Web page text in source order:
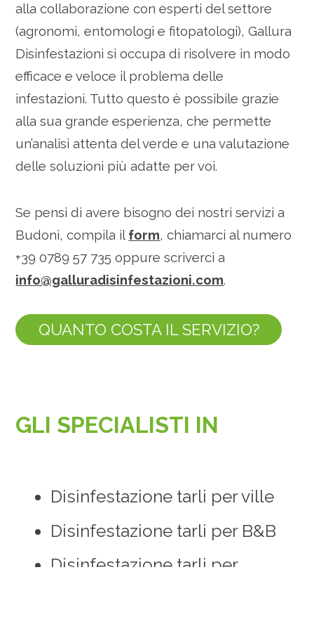
alla collaborazione con esperti del settore
(agronomi, entomologi e fitopatologi), Gallura
Disinfestazioni si occupa di risolvere in modo
efficace e veloce il problema delle
infestazioni. Tutto questo è possibile grazie
alla sua grande esperienza, che permette
un’analisi attenta del verde e una valutazione
delle soluzioni più adatte per voi.
Se pensi di avere bisogno dei nostri servizi a
Budoni, compila il form, chiamarci al numero
+39 0789 57 735 oppure scriverci a
info@galluradisinfestazioni.com.
QUANTO COSTA IL SERVIZIO?
GLI SPECIALISTI IN
Disinfestazione tarli per ville
Disinfestazione tarli per B&B
Disinfestazione tarli per